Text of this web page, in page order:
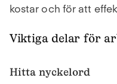
kostar och för att
Viktiga delar för
Hitta nyckelord